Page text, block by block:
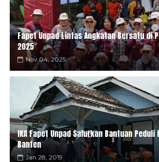
Fapet Unpad Lintas Angkatan Bersatu di
2025
Nov 04, 2025
IKA Fapet Unpad Salurkan Bantuan Peduli
Banten
Jan 28, 2019